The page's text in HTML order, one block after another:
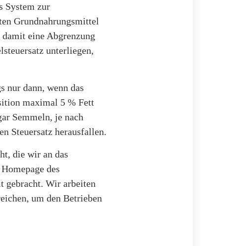
System zur
Grundnahrungsmittel
eine Abgrenzung
unterliegen,
nur dann, wenn das
maximal 5 % Fett
Semmeln, je nach
Steuersatz herausfallen.
die wir an das
des
gebracht. Wir arbeiten
um den Betrieben